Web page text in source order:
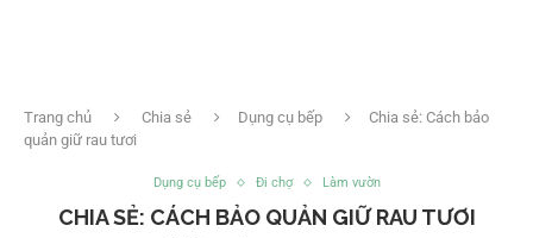
Trang chủ Chia sẻ Dụng cụ bếp
Chia sẻ: Cách bảo
quản giữ rau tươi
Dụng cụ bếp Đi chợ Làm vườn
CHIA SẺ: CÁCH BẢO QUẢN GIỮ RAU TƯƠI